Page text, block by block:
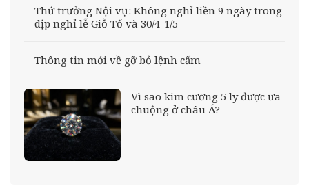
Thứ trưởng Nội vụ: Không nghỉ liền 9 ngày trong
dịp nghỉ lễ Giỗ Tổ và 30/4-1/5
Thông tin mới về gỡ bỏ lệnh cấm
Vì sao kim cương 5 ly được ưa
chuộng ở châu Á?